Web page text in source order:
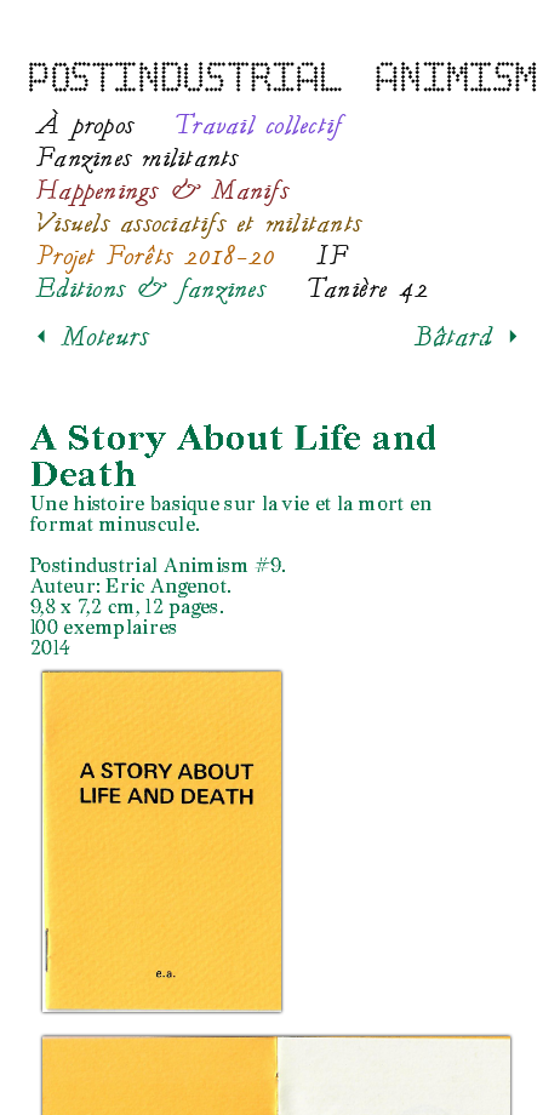
À propos
Travail collectif
Fanzines militants
Happenings & Manifs
Visuels associatifs et militants
Projet Forêts 2018-20
IF
Editions & fanzines
Tanière 42
< Moteurs Bâtard >
A Story About Life and
Death
Une histoire basique sur la vie et la mort en
format minuscule.
Postindustrial Animism #9.
Auteur: Eric Angenot.
9,8 x 7,2 cm, 12 pages.
100 exemplaires
2014